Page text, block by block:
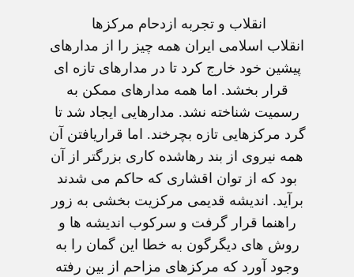
انقلاب و تجربه ازدحام مرکزها
انقلاب اسلامی ايران همه چيز را از مدارهای
پيشين خود خارج کرد تا در مدارهای تازه ای
قرار بخشد. اما همه مدارهای ممکن به
رسميت شناخته نشد. مدارهايی ايجاد شد تا
گرد مرکزهايی تازه بچرخند. اما قراريافتن آن
همه نيروی از بند رهاشده کاری بزرگتر از آن
بود که از توان اقشاری که حاکم می شدند
برآيد. انديشه قديمی مرکزيت بخشی به زور
راهنما قرار گرفت و سرکوب انديشه ها و
روش های ديگرگون به خطا اين گمان را به
وجود آورد که مرکزهای مزاحم از بين رفته